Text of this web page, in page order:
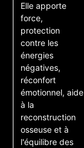
Elle apporte
force,
protection
contre les
énergies
négatives,
réconfort
émotionnel, aide
à la
reconstruction
osseuse et à
l'équilibre des